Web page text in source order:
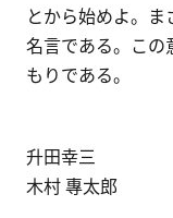
とから始めよ。ま
名言である。この
もりである。
升田幸三
木村 專太郎